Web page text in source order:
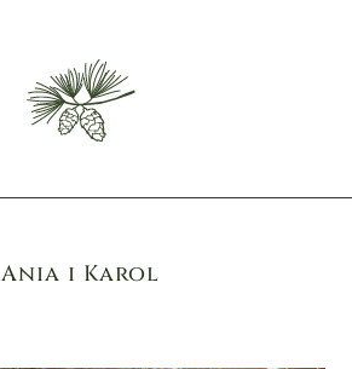
Ania i Karol